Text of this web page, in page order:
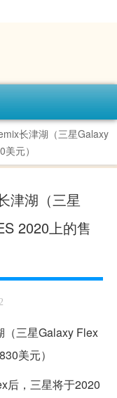
长津湖（三星Galaxy
元）
津湖（三星
2020上的售
后，三星将于2020